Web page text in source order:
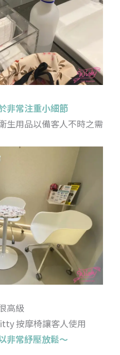
非常注重小細節
生用品以備客人不時之需
高級
按摩椅讓客人使用
非常紓壓放鬆～